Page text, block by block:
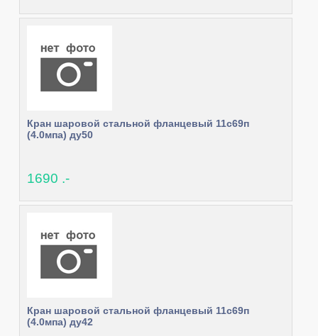
Кран шаровой стальной фланцевый 11с69п
(4.0мпа) ду50
1690 .-
Кран шаровой стальной фланцевый 11с69п
(4.0мпа) ду42